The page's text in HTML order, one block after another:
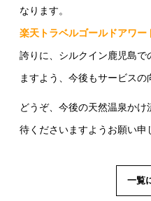
なります。
楽天トラベルゴールドアワー
誇りに、シルクイン鹿児島で
ますよう、今後もサービスの
どうぞ、今後の天然温泉か
待くださいますようお願い申
一覧